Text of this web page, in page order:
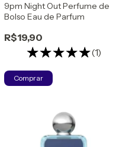
9pm Night Out Perfume de
Bolso Eau de Parfum
R$19,90
(1)
Comprar